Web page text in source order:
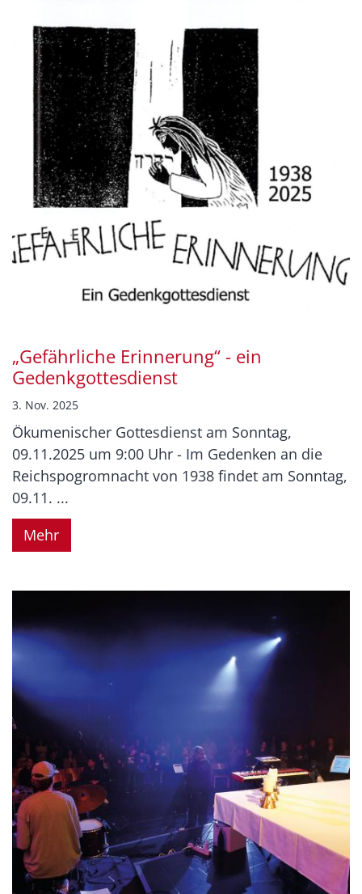
„Gefährliche Erinnerung“ - ein
Gedenkgottesdienst
3. Nov. 2025
Ökumenischer Gottesdienst am Sonntag,
09.11.2025 um 9:00 Uhr - Im Gedenken an die
Reichspogromnacht von 1938 findet am Sonntag,
09.11. ...
Mehr